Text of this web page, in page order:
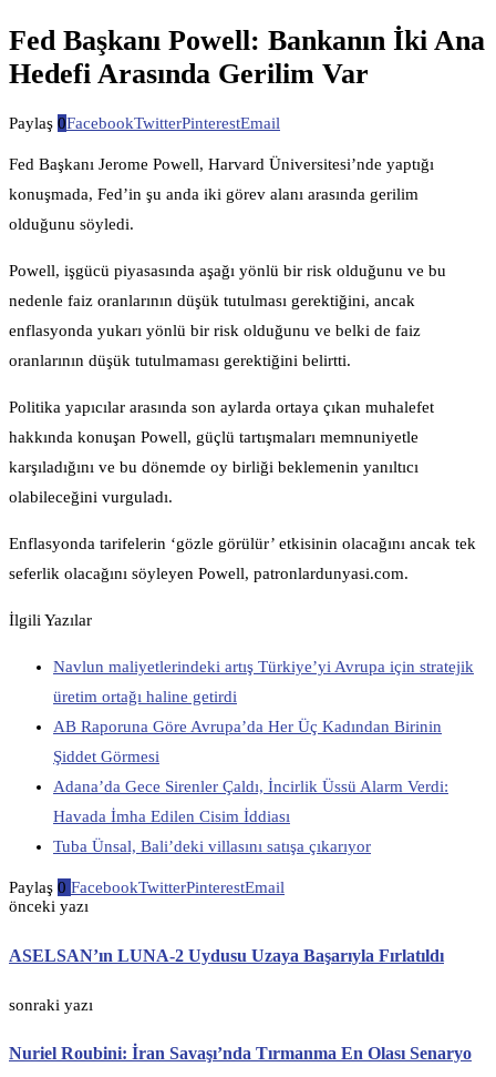
Fed Başkanı Powell: Bankanın İki Ana
Hedefi Arasında Gerilim Var
Paylaş 0FacebookTwitterPinterestEmail
Fed Başkanı Jerome Powell, Harvard Üniversitesi’nde yaptığı
konuşmada, Fed’in şu anda iki görev alanı arasında gerilim
olduğunu söyledi.
Powell, işgücü piyasasında aşağı yönlü bir risk olduğunu ve bu
nedenle faiz oranlarının düşük tutulması gerektiğini, ancak
enflasyonda yukarı yönlü bir risk olduğunu ve belki de faiz
oranlarının düşük tutulmaması gerektiğini belirtti.
Politika yapıcılar arasında son aylarda ortaya çıkan muhalefet
hakkında konuşan Powell, güçlü tartışmaları memnuniyetle
karşıladığını ve bu dönemde oy birliği beklemenin yanıltıcı
olabileceğini vurguladı.
Enflasyonda tarifelerin ‘gözle görülür’ etkisinin olacağını ancak tek
seferlik olacağını söyleyen Powell, patronlardunyasi.com.
İlgili Yazılar
Navlun maliyetlerindeki artış Türkiye’yi Avrupa için stratejik
üretim ortağı haline getirdi
AB Raporuna Göre Avrupa’da Her Üç Kadından Birinin
Şiddet Görmesi
Adana’da Gece Sirenler Çaldı, İncirlik Üssü Alarm Verdi:
Havada İmha Edilen Cisim İddiası
Tuba Ünsal, Bali’deki villasını satışa çıkarıyor
Paylaş 0 FacebookTwitterPinterestEmail
önceki yazı
ASELSAN’ın LUNA-2 Uydusu Uzaya Başarıyla Fırlatıldı
sonraki yazı
Nuriel Roubini: İran Savaşı’nda Tırmanma En Olası Senaryo